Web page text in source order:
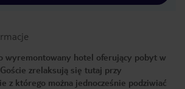
wyremontowany hotel oferujący pobyt w
zrelaksują się tutaj przy
z którego można jednocześnie podziwiać